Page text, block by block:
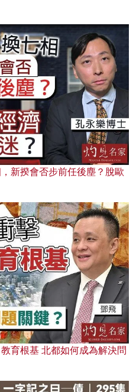
新揆會否步前任後塵？脫歐
育根基 北都如何成為解決問